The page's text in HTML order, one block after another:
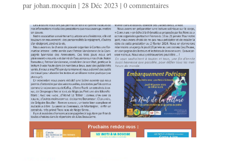
par johan.mocquin| 28 Déc 2023 | 0 commentaires